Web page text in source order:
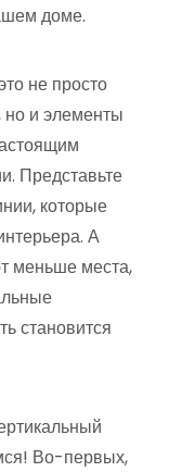
доме.
не просто
но и элементы
Представьте
которые
А
меньше места,
становится
Во-первых,